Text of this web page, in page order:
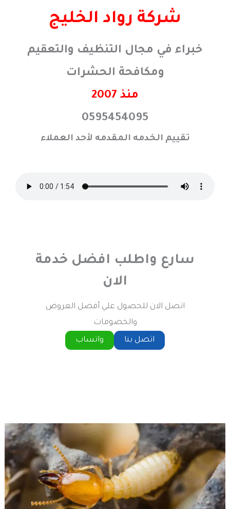
شركة رواد الخليج
خبراء في مجال التنظيف والتعقيم
ومكافحة الحشرات
منذ 2007
0595454095
تقييم الخدمه المقدمه لأحد العملاء
سارع واطلب افضل خدمة
الان
اتصل الان للحصول علي أفضل العروض
والخصومات
اتصل بنا
واتساب